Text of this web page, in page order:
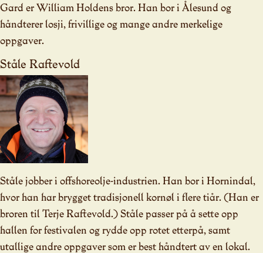
Gard er William Holdens bror. Han bor i Ålesund og
håndterer losji, frivillige og mange andre merkelige
oppgaver.
Ståle Raftevold
Ståle jobber i offshoreolje-industrien. Han bor i Hornindal,
hvor han har brygget tradisjonell kornøl i flere tiår. (Han er
broren til Terje Raftevold.) Ståle passer på å sette opp
hallen for festivalen og rydde opp rotet etterpå, samt
utallige andre oppgaver som er best håndtert av en lokal.